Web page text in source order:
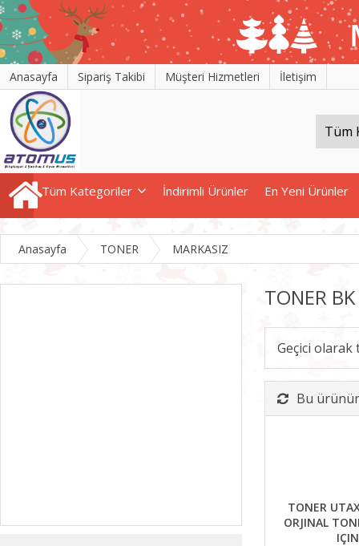
Anasayfa Sipariş Takibi Müşteri Hizmetleri İletişim
Tüm Kategoriler İndirimli Ürünler En Yeni Ürünler
Anasayfa TONER MARKASIZ
TONER
Geçici
Bu
TONER
ORJINAL
IÇIN